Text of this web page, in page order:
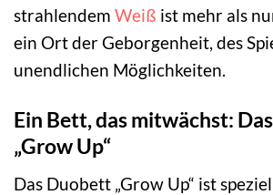
strahlendem Weiß ist mehr als
ein Ort der Geborgenheit, des
unendlichen Möglichkeiten.
Ein Bett, das mitwächst:
„Grow Up“
Das Duobett „Grow Up“ ist